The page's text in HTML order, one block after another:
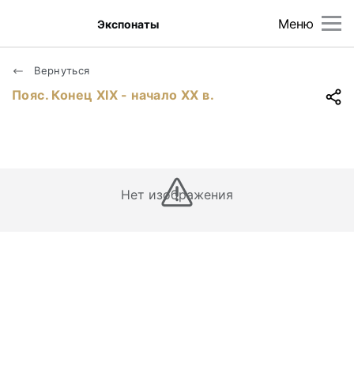
Меню
Экспонаты
Вернуться
Пояс. Конец ХIХ - начало ХХ в.
Нет изображения